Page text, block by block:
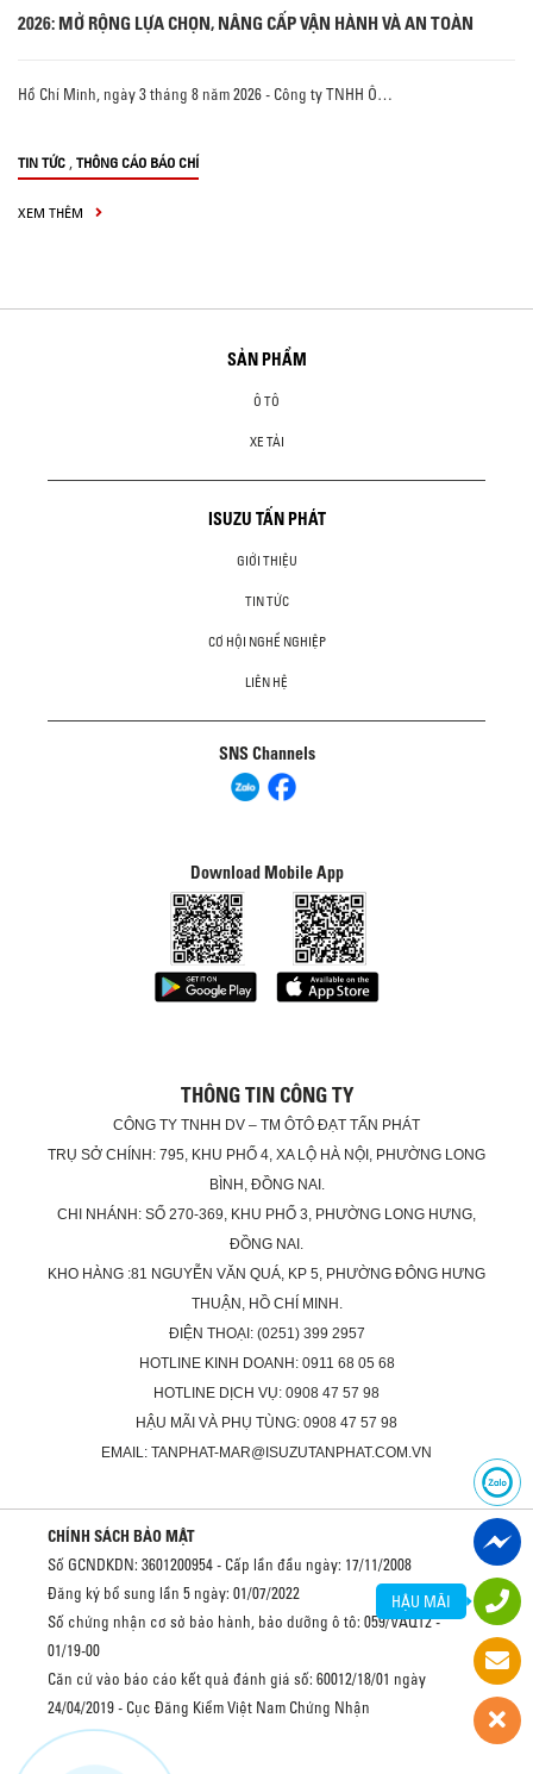
2026: MỞ RỘNG LỰA CHỌN, NÂNG CẤP VẬN HÀNH VÀ AN TOÀN
Hồ Chí Minh, ngày 3 tháng 8 năm 2026 - Công ty TNHH Ô…
TIN TỨC , THÔNG CÁO BÁO CHÍ
XEM THÊM
SẢN PHẨM
Ô TÔ
XE TẢI
ISUZU TẤN PHÁT
GIỚI THIỆU
TIN TỨC
CƠ HỘI NGHỀ NGHIỆP
LIÊN HỆ
SNS Channels
Download Mobile App
THÔNG TIN CÔNG TY
CÔNG TY TNHH DV – TM ÔTÔ ĐẠT TẤN PHÁT
TRỤ SỞ CHÍNH: 795, KHU PHỐ 4, XA LỘ HÀ NỘI, PHƯỜNG LONG
BÌNH, ĐỒNG NAI.
CHI NHÁNH: SỐ 270-369, KHU PHỐ 3, PHƯỜNG LONG HƯNG,
ĐỒNG NAI.
KHO HÀNG :81 NGUYỄN VĂN QUÁ, KP 5, PHƯỜNG ĐÔNG HƯNG
THUẬN, HỒ CHÍ MINH.
ĐIỆN THOẠI: (0251) 399 2957
HOTLINE KINH DOANH: 0911 68 05 68
HOTLINE DỊCH VỤ: 0908 47 57 98
HẬU MÃI VÀ PHỤ TÙNG: 0908 47 57 98
EMAIL: TANPHAT-MAR@ISUZUTANPHAT.COM.VN
CHÍNH SÁCH BẢO MẬT
Số GCNDKDN: 3601200954 - Cấp lần đầu ngày: 17/11/2008
Đăng ký bổ sung lần 5 ngày: 01/07/2022
Số chứng nhận cơ sở bảo hành, bảo dưỡng ô tô: 059/VAQ12 -
01/19-00
Căn cứ vào báo cáo kết quả đánh giá số: 60012/18/01 ngày
24/04/2019 - Cục Đăng Kiểm Việt Nam Chứng Nhận
HẬU MÃI